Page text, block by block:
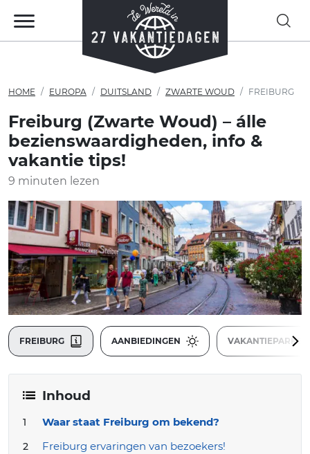
HOME EUROPA DUITSLAND ZWARTE WOUD FREIBURG
Freiburg (Zwarte Woud) – álle
bezienswaardigheden, info &
vakantie tips!
9 minuten lezen
FREIBURG AANBIEDINGEN
Inhoud
Waar staat Freiburg om bekend?
Freiburg ervaringen van bezoekers!